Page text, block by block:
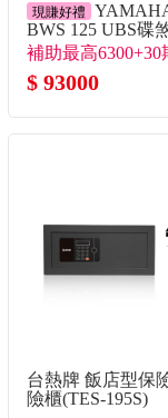
現賺好禮
BWS 125 UBS碟
版 棕
補助最高6300+30
率 送燦坤提貨券3
$ 93000
台熱牌 飯店型保
險櫃(TES-195S)